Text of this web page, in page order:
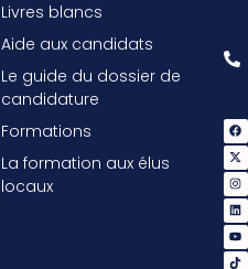
Livres blancs
Aide aux candidats
Le guide du dossier de
candidature
Formations
La formation aux élus
locaux